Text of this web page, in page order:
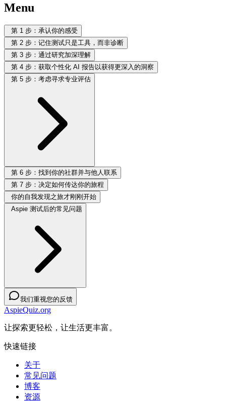
Menu
第 1 步：承认你的感受
第 2 步：记住测试只是工具，而非诊断
第 3 步：通过研究加深理解
第 4 步：获取个性化 AI 报告以获得更深入的洞察
第 5 步：考虑寻求专业评估
第 6 步：找到你的社群并与他人联系
第 7 步：决定如何传达你的旅程
你的自我发现之旅才刚刚开始
Aspie 测试后的常见问题
我们重视您的反馈
AspieQuiz.org
让探索更轻松，让生活更丰富。
快速链接
关于
常见问题
博客
资源